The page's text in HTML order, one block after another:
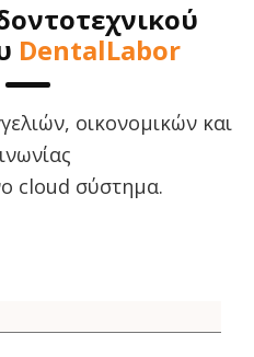
DentalLabor
οικονομικών και
cloud σύστημα.